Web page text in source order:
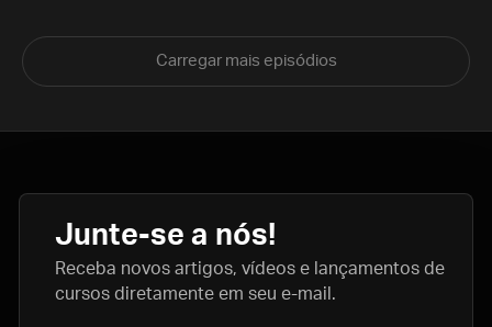
Carregar mais episódios
Junte-se a nós!
Receba novos artigos, vídeos e lançamentos de
cursos diretamente em seu e-mail.